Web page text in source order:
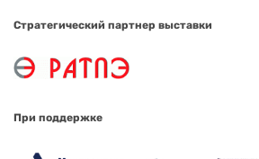
Стратегический партнер выставки
При поддержке